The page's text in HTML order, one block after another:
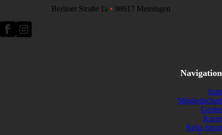
Berliner Straße 1a • 98617 Meiningen
Navigation
Start
Mitgliedschaft
Geräte
Kurse
Reha-Sport